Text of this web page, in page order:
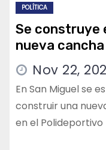
POLÍTICA
Se construye
nueva
Nov 22,
En San Miguel se
construir una
en el Polideportivo